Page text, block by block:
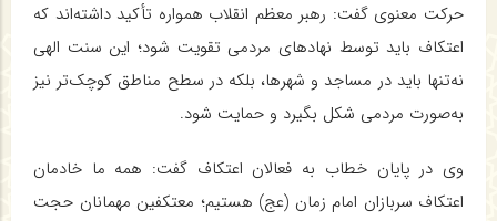
حرکت معنوی گفت: رهبر معظم انقلاب همواره تأکید داشته‌اند که
اعتکاف باید توسط نهادهای مردمی تقویت شود؛ این سنت الهی
نه‌تنها باید در مساجد و شهرها، بلکه در سطح مناطق کوچک‌تر نیز
به‌صورت مردمی شکل بگیرد و حمایت شود.
وی در پایان خطاب به فعالان اعتکاف گفت: همه ما خادمان
اعتکاف سربازان امام زمان (عج) هستیم؛ معتکفین مهمانان حجت